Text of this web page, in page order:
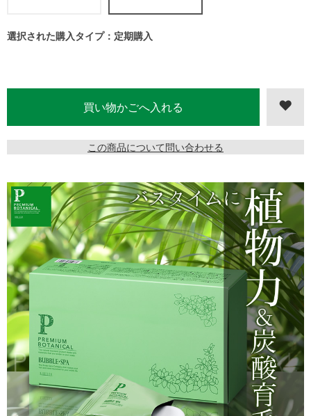
選択された購入タイプ：定期購入
この商品について問い合わせる